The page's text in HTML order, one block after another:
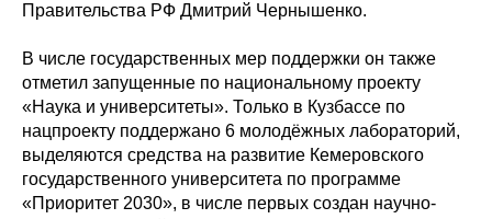
Правительства РФ Дмитрий Чернышенко.
В числе государственных мер поддержки он также
отметил запущенные по национальному проекту
«Наука и университеты». Только в Кузбассе по
нацпроекту поддержано 6 молодёжных лабораторий,
выделяются средства на развитие Кемеровского
государственного университета по программе
«Приоритет 2030», в числе первых создан научно-